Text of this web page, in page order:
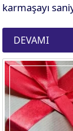
karmaşayı
DEVAMI